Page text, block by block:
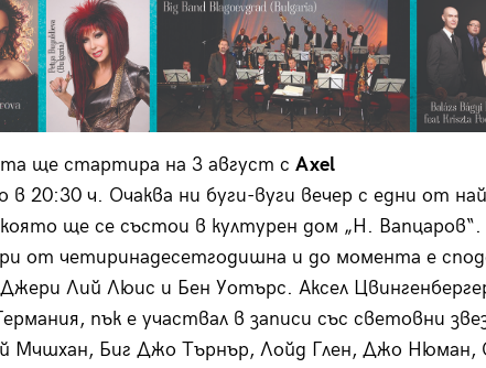
ще стартира на 3 август с Axel
20:30 ч. Очаква ни буги-вуги вечер с едни от
ще се състои в културен дом „Н. Вапцаров“.
от четиринадесетгодишна и до момента е
Лий Люис и Бен Уотърс. Аксел
пък е участвал в записи със световни
Мчшхан, Биг Джо Търнър, Лойд Глен, Джо Нюман,